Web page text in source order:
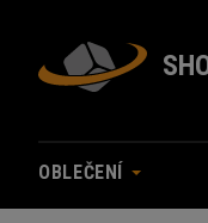
OBLEČENÍ